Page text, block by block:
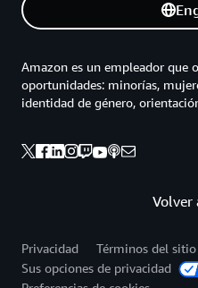
Volver
Amazon es un empleador que
oportunidades: minorías,
identidad de género,
Privacidad
Términos del sitio
Sus opciones de privacidad